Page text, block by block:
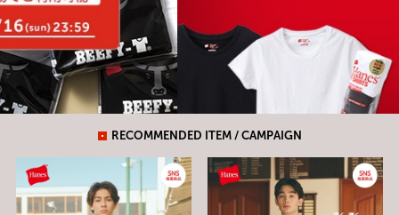
RECOMMENDED ITEM / CAMPAIGN